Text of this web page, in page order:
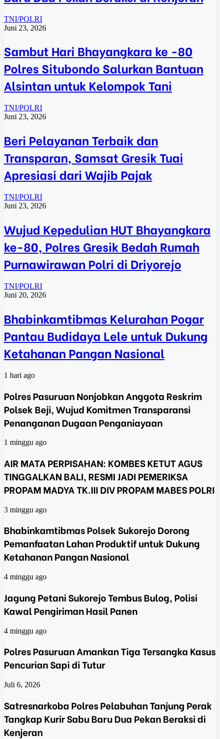
TNI/POLRI
Juni 23, 2026
Sambut Hari Bhayangkara ke -80
Polres Situbondo Salurkan Bantuan
Alsintan untuk Kelompok Tani
TNI/POLRI
Juni 23, 2026
Beri Pelayanan Terbaik dan
Transparan, Samsat Gresik Tuai
Apresiasi dari Wajib Pajak
TNI/POLRI
Juni 23, 2026
Wujud Kepedulian HUT Bhayangkara
ke-80, Polres Gresik Bedah Rumah
Purnawirawan Polri di Driyorejo
TNI/POLRI
Juni 20, 2026
Bhabinkamtibmas Kelurahan Pogar
Pantau Budidaya Lele untuk Dukung
Ketahanan Pangan Nasional
1 hari ago
Polres Pasuruan Nonjobkan Anggota Reskrim
Polsek Beji, Wujud Komitmen Transparansi
Penanganan Dugaan Penganiayaan
1 minggu ago
AIR MATA PERPISAHAN: KOMBES KETUT AGUS
TINGGALKAN BALI, RESMI JADI PEMERIKSA
PROPAM MADYA TK.III DIV PROPAM MABES POLRI
3 minggu ago
Bhabinkamtibmas Polsek Sukorejo Dorong
Pemanfaatan Lahan Produktif untuk Dukung
Ketahanan Pangan Nasional
4 minggu ago
Jagung Petani Sukorejo Tembus Bulog, Polisi
Kawal Pengiriman Hasil Panen
4 minggu ago
Polres Pasuruan Amankan Tiga Tersangka Kasus
Pencurian Sapi di Tutur
Juli 6, 2026
Satresnarkoba Polres Pelabuhan Tanjung Perak
Tangkap Kurir Sabu Baru Dua Pekan Beraksi di
Kenjeran